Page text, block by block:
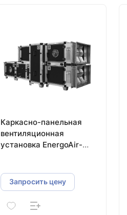
Каркасно-панельная
вентиляционная
установка EnergoAir-
Запросить цену